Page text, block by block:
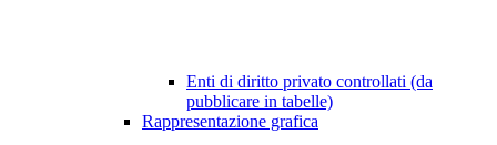
Enti di diritto privato controllati (da
pubblicare in tabelle)
Rappresentazione grafica